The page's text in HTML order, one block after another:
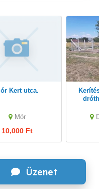
Üzenet
Mór Kert utca.
Mór
10,000 Ft
Kerítéspanel vadháló